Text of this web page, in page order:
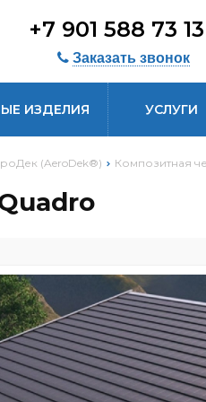
+7 901 588 73 13
Заказать звонок
ИЗДЕЛИЯ УСЛУГИ
(AeroDek®) Композитная